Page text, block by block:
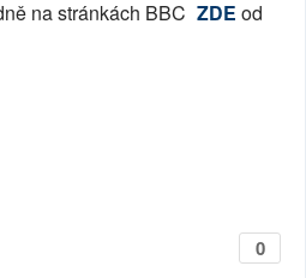
na stránkách BBC ZDE od
0